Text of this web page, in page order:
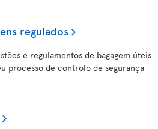
regulados
e regulamentos de bagagem úteis
processo de controlo de segurança